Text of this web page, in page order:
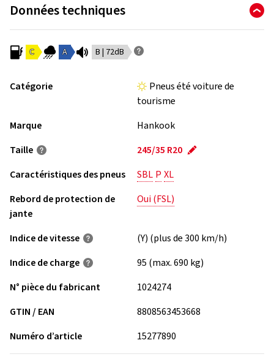
Données techniques
C A B | 72dB
Catégorie
Pneus été voiture de
tourisme
Marque
Hankook
Taille
245/35 R20
Caractéristiques des pneus
SBL P XL
Rebord de protection de
jante
Oui (FSL)
Indice de vitesse
(Y) (plus de 300 km/h)
Indice de charge
95 (max. 690 kg)
N° pièce du fabricant
1024274
GTIN / EAN
8808563453668
Numéro d’article
15277890